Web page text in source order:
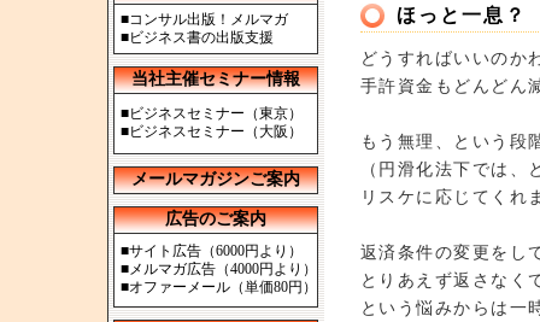
■コンサル出版！メルマガ
■ビジネス書の出版支援
当社主催セミナー情報
■ビジネスセミナー（東京）
■ビジネスセミナー（大阪）
メールマガジンご案内
広告のご案内
■サイト広告（6000円より）
■メルマガ広告（4000円より）
■オファーメール（単価80円）
ほっと一息？
どうすればいいのか
手許資金もどんどん
もう無理、という段
（円滑化法下では
リスケに応じてくれ
返済条件の変更をし
とりあえず返さなく
という悩みからは一